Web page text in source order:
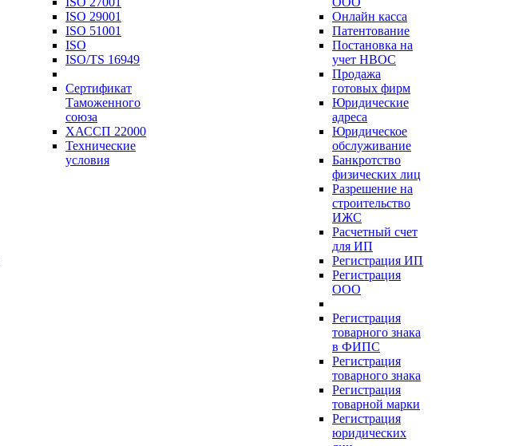
ISO 29001
ISO 51001
ISO
ISO/TS 16949
Сертификат
Таможенного
союза
ХАССП 22000
Технические
условия
Онлайн касса
Патентование
Постановка на
учет НВОС
Продажа
готовых фирм
Юридические
адреса
Юридическое
обслуживание
Банкротство
физических лиц
Разрешение на
строительство
ИЖС
Расчетный счет
для ИП
Регистрация ИП
Регистрация
ООО
Регистрация
товарного знака
в ФИПС
Регистрация
товарного знака
Регистрация
товарной марки
Регистрация
юридических